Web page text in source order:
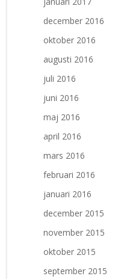
december 2016
oktober 2016
augusti 2016
juli 2016
juni 2016
maj 2016
april 2016
mars 2016
februari 2016
januari 2016
december 2015
november 2015
oktober 2015
september 2015